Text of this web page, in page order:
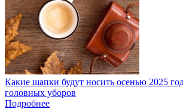
Какие шапки будут носить осенью 2025
головных уборов
Подробнее